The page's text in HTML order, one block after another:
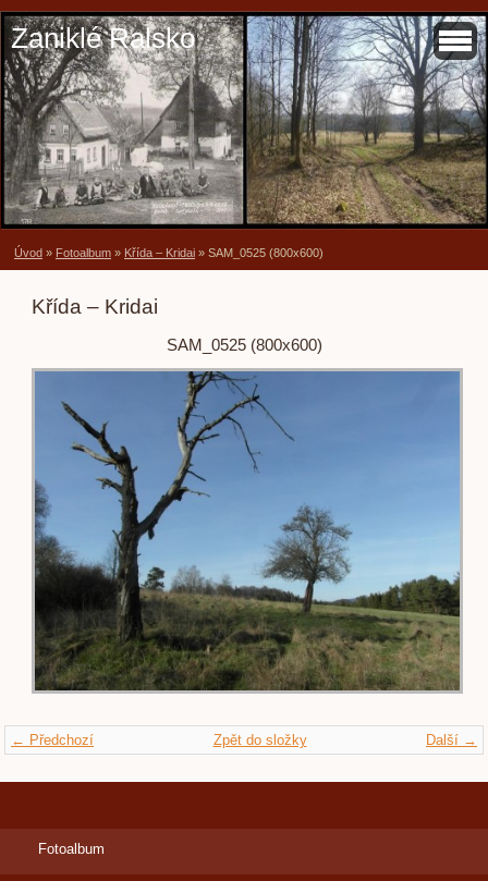
Zaniklé Ralsko
Úvod » Fotoalbum » Křída – Kridai » SAM_0525 (800x600)
Křída – Kridai
SAM_0525 (800x600)
← Předchozí Další →
Zpět do složky
Fotoalbum